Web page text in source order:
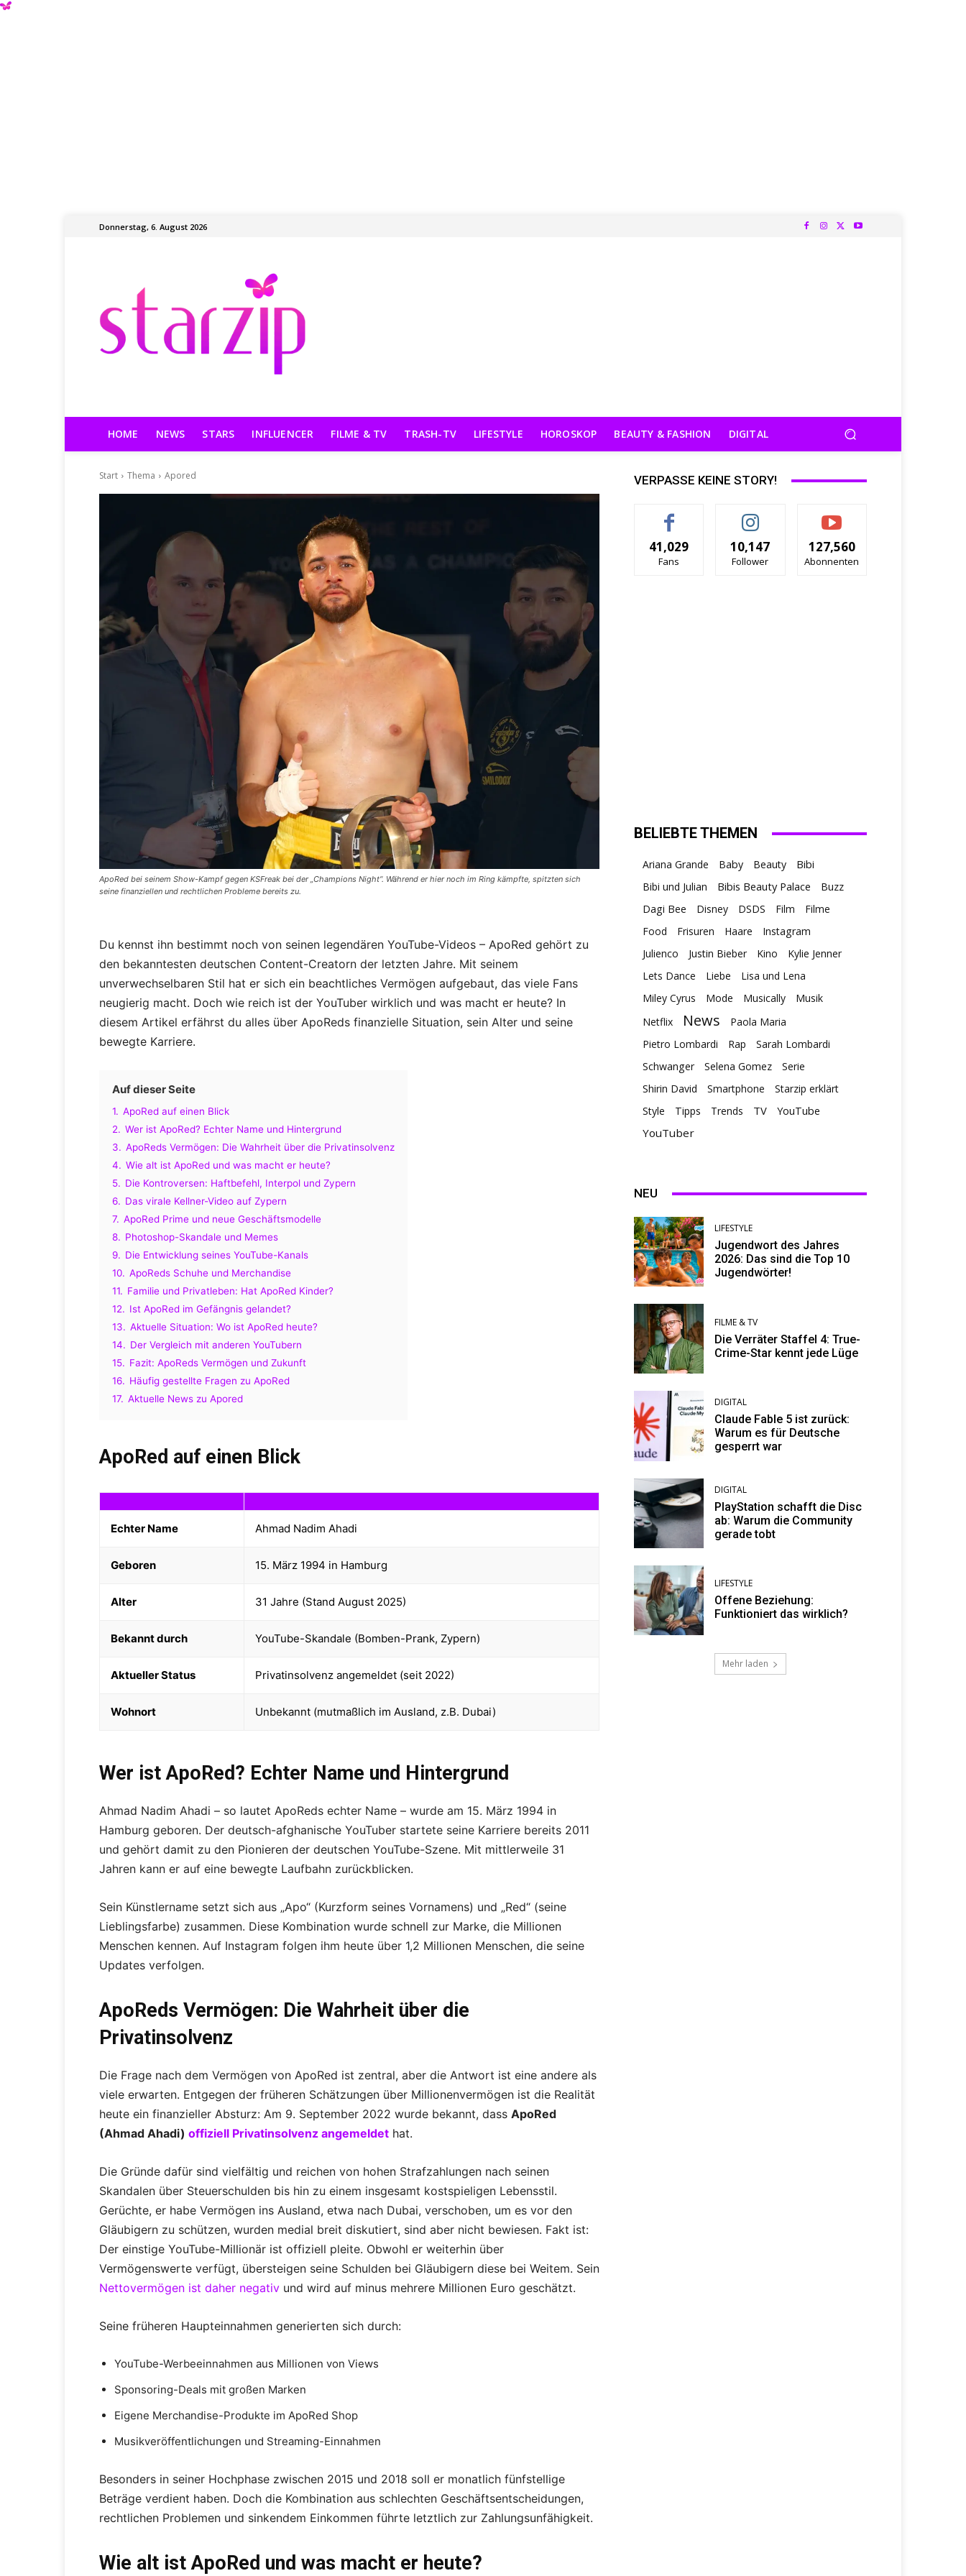
Donnerstag, 6. August 2026
HOME NEWS STARS INFLUENCER FILME & TV TRASH-TV LIFESTYLE HOROSKOP BEAUTY & FASHION DIGITAL
Start Thema Apored
ApoRed bei seinem Show-Kampf gegen KSFreak bei der „Champions Night“. Während er hier noch im Ring kämpfte, spitzten sich
seine finanziellen und rechtlichen Probleme bereits zu.
Du kennst ihn bestimmt noch von seinen legendären YouTube-Videos – ApoRed gehört zu
den bekanntesten deutschen Content-Creatorn der letzten Jahre. Mit seinem
unverwechselbaren Stil hat er sich ein beachtliches Vermögen aufgebaut, das viele Fans
neugierig macht. Doch wie reich ist der YouTuber wirklich und was macht er heute? In
diesem Artikel erfährst du alles über ApoReds finanzielle Situation, sein Alter und seine
bewegte Karriere.
Auf dieser Seite
1. ApoRed auf einen Blick
2. Wer ist ApoRed? Echter Name und Hintergrund
3. ApoReds Vermögen: Die Wahrheit über die Privatinsolvenz
4. Wie alt ist ApoRed und was macht er heute?
5. Die Kontroversen: Haftbefehl, Interpol und Zypern
6. Das virale Kellner-Video auf Zypern
7. ApoRed Prime und neue Geschäftsmodelle
8. Photoshop-Skandale und Memes
9. Die Entwicklung seines YouTube-Kanals
10. ApoReds Schuhe und Merchandise
11. Familie und Privatleben: Hat ApoRed Kinder?
12. Ist ApoRed im Gefängnis gelandet?
13. Aktuelle Situation: Wo ist ApoRed heute?
14. Der Vergleich mit anderen YouTubern
15. Fazit: ApoReds Vermögen und Zukunft
16. Häufig gestellte Fragen zu ApoRed
17. Aktuelle News zu Apored
ApoRed auf einen Blick
Echter Name Ahmad Nadim Ahadi
Geboren 15. März 1994 in Hamburg
Alter 31 Jahre (Stand August 2025)
Bekannt durch YouTube-Skandale (Bomben-Prank, Zypern)
Aktueller Status Privatinsolvenz angemeldet (seit 2022)
Wohnort Unbekannt (mutmaßlich im Ausland, z.B. Dubai)
Wer ist ApoRed? Echter Name und Hintergrund
Ahmad Nadim Ahadi – so lautet ApoReds echter Name – wurde am 15. März 1994 in
Hamburg geboren. Der deutsch-afghanische YouTuber startete seine Karriere bereits 2011
und gehört damit zu den Pionieren der deutschen YouTube-Szene. Mit mittlerweile 31
Jahren kann er auf eine bewegte Laufbahn zurückblicken.
Sein Künstlername setzt sich aus „Apo“ (Kurzform seines Vornamens) und „Red“ (seine
Lieblingsfarbe) zusammen. Diese Kombination wurde schnell zur Marke, die Millionen
Menschen kennen. Auf Instagram folgen ihm heute über 1,2 Millionen Menschen, die seine
Updates verfolgen.
ApoReds Vermögen: Die Wahrheit über die
Privatinsolvenz
Die Frage nach dem Vermögen von ApoRed ist zentral, aber die Antwort ist eine andere als
viele erwarten. Entgegen der früheren Schätzungen über Millionenvermögen ist die Realität
heute ein finanzieller Absturz: Am 9. September 2022 wurde bekannt, dass ApoRed
(Ahmad Ahadi) offiziell Privatinsolvenz angemeldet hat.
Die Gründe dafür sind vielfältig und reichen von hohen Strafzahlungen nach seinen
Skandalen über Steuerschulden bis hin zu einem insgesamt kostspieligen Lebensstil.
Gerüchte, er habe Vermögen ins Ausland, etwa nach Dubai, verschoben, um es vor den
Gläubigern zu schützen, wurden medial breit diskutiert, sind aber nicht bewiesen. Fakt ist:
Der einstige YouTube-Millionär ist offiziell pleite. Obwohl er weiterhin über
Vermögenswerte verfügt, übersteigen seine Schulden bei Gläubigern diese bei Weitem. Sein
Nettovermögen ist daher negativ und wird auf minus mehrere Millionen Euro geschätzt.
Seine früheren Haupteinnahmen generierten sich durch:
YouTube-Werbeeinnahmen aus Millionen von Views
Sponsoring-Deals mit großen Marken
Eigene Merchandise-Produkte im ApoRed Shop
Musikveröffentlichungen und Streaming-Einnahmen
Besonders in seiner Hochphase zwischen 2015 und 2018 soll er monatlich fünfstellige
Beträge verdient haben. Doch die Kombination aus schlechten Geschäftsentscheidungen,
rechtlichen Problemen und sinkendem Einkommen führte letztlich zur Zahlungsunfähigkeit.
Wie alt ist ApoRed und was macht er heute?
VERPASSE KEINE STORY!
41,029
Fans
10,147
Follower
127,560
Abonnenten
BELIEBTE THEMEN
Ariana Grande Baby Beauty
Bibi
Bibi und Julian
Bibis Beauty Palace
Buzz
Dagi Bee
Disney DSDS Film
Filme
Food
Frisuren Haare
Instagram
Julienco
Justin Bieber Kino
Kylie Jenner
Lets Dance
Liebe
Lisa und Lena
Miley Cyrus
Mode Musically
Musik
Netflix
News
Paola Maria
Pietro Lombardi
Rap
Sarah Lombardi
Schwanger
Selena Gomez
Serie
Shirin David
Smartphone
Starzip erklärt
Style
Tipps Trends TV YouTube
YouTuber
NEU
LIFESTYLE
Jugendwort des Jahres
2026: Das sind die Top 10
Jugendwörter!
FILME & TV
Die Verräter Staffel 4: True-
Crime-Star kennt jede Lüge
DIGITAL
Claude Fable 5 ist zurück:
Warum es für Deutsche
gesperrt war
DIGITAL
PlayStation schafft die Disc
ab: Warum die Community
gerade tobt
LIFESTYLE
Offene Beziehung:
Funktioniert das wirklich?
Mehr laden